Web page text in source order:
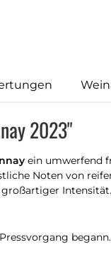
2023"
ein umwerfend
Noten von
Intensität.